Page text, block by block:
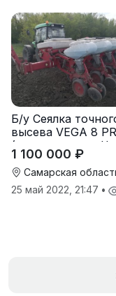
Б/у Сеялка
высева VEGA 8
(производство
Зирка), 2016 г, в
отличном
1 100 000 ₽
Самарская
25 май 2022, 21:47 •